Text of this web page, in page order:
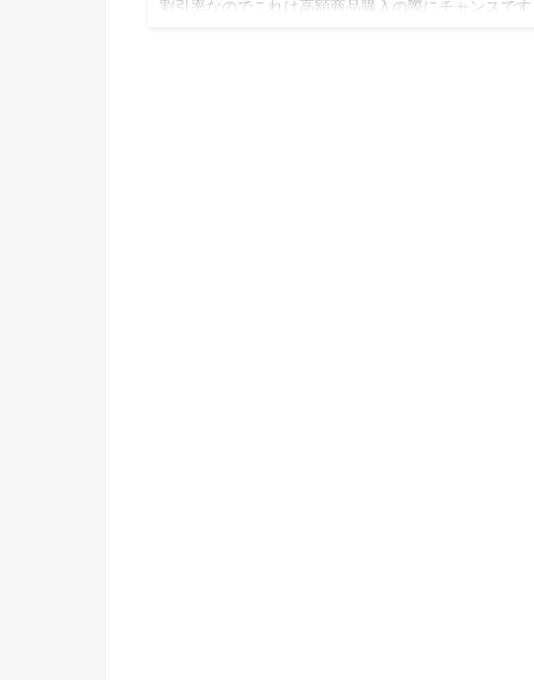
割引率なのでこれは高額商品購入の際にチャンスです